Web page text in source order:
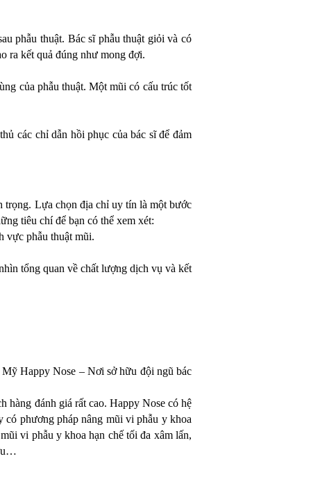
phẫu thuật. Bác sĩ phẫu thuật giỏi và có
ra kết quả đúng như mong đợi.
của phẫu thuật. Một mũi có cấu trúc tốt
các chỉ dẫn hồi phục của bác sĩ để đảm
trọng. Lựa chọn địa chỉ uy tín là một bước
tiêu chí để bạn có thể xem xét:
vực phẫu thuật mũi.
tổng quan về chất lượng dịch vụ và kết
Happy Nose – Nơi sở hữu đội ngũ bác
hàng đánh giá rất cao. Happy Nose có hệ
có phương pháp nâng mũi vi phẫu y khoa
vi phẫu y khoa hạn chế tối đa xâm lấn,